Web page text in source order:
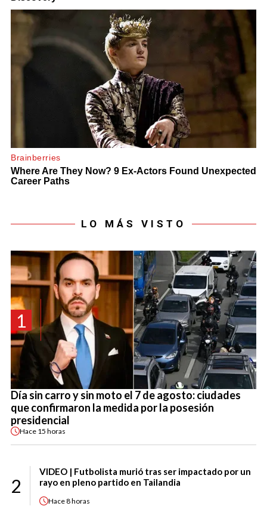
LO MÁS VISTO
1
Día sin carro y sin moto el 7 de agosto: ciudades
que confirmaron la medida por la posesión
presidencial
Hace 15 horas
2
VIDEO | Futbolista murió tras ser impactado por un
rayo en pleno partido en Tailandia
Hace8 horas